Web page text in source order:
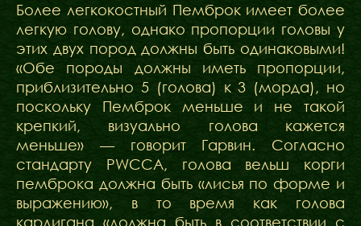
Более легкокостный Пемброк имеет более
легкую голову, однако пропорции головы у
этих двух пород должны быть одинаковыми!
«Обе породы должны иметь пропорции,
приблизительно 5 (голова) к 3 (морда), но
поскольку Пемброк меньше и не такой
крепкий, визуально голова кажется
меньше» — говорит Гарвин. Согласно
стандарту PWCCA, голова вельш корги
пемброка должна быть «лисья по форме и
выражению», в то время как голова
кардигана «должна быть в соответствии с